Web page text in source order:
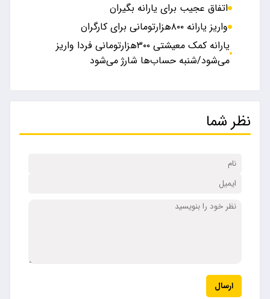
اتفاق عجیب برای یارانه بگیران
واریز یارانه ۸۰۰هزارتومانی برای کارگران
یارانه کمک معیشتی ۳۰۰هزارتومانی فردا واریز
می‌شود/شنبه حساب‌ها شارژ می‌شود
نظر شما
ارسال